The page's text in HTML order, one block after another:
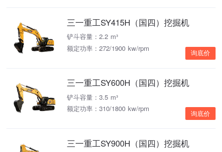
三一重工SY415H（国四）挖掘机
铲斗容量：2.2 m³
额定功率：272/1900 kw/rpm
询底价
三一重工SY600H（国四）挖掘机
铲斗容量：3.5 m³
额定功率：310/1800 kw/rpm
询底价
三一重工SY900H（国四）挖掘机